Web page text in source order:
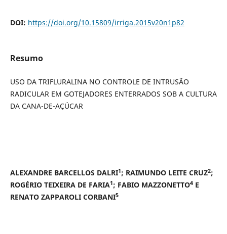
DOI: https://doi.org/10.15809/irriga.2015v20n1p82
Resumo
USO DA TRIFLURALINA NO CONTROLE DE INTRUSÃO
RADICULAR EM GOTEJADORES ENTERRADOS SOB A CULTURA
DA CANA-DE-AÇÚCAR
ALEXANDRE BARCELLOS DALRI1; RAIMUNDO LEITE CRUZ2;
ROGÉRIO TEIXEIRA DE FARIA1; FABIO MAZZONETTO4E
RENATO ZAPPAROLI CORBANI5